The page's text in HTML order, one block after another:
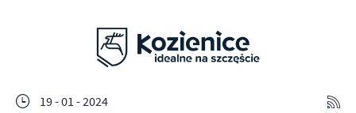
19 - 01 - 2024